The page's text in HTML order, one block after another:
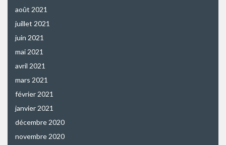
août 2021
juillet 2021
juin 2021
mai 2021
avril 2021
mars 2021
février 2021
janvier 2021
décembre 2020
novembre 2020